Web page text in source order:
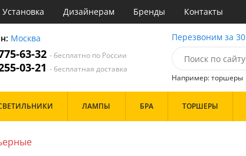
Установка Дизайнерам Бренды Контакты
Москва
63-32- бесплатно по России
03-21- бесплатная доставка
Перезвоним за 30
Например: торшеры
и прихожая
ЛАМПЫ БРА ТОРШЕРЫ